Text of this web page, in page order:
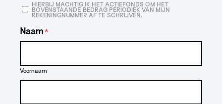
HIERBIJ MACHTIG IK HET ACTIEFONDS OM HET
BOVENSTAANDE BEDRAG PERIODIEK VAN MIJN
REKENINGNUMMER AF TE SCHRIJVEN.
Naam *
Voornaam